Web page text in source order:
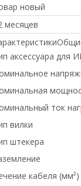
новый
месяцев
аксессуара для
ток
вилки
штекера
кабеля (мм²)